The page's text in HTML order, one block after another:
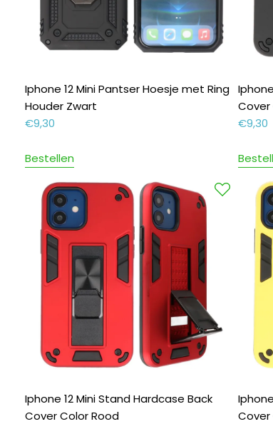
Iphone 12 Mini Pantser Hoesje met Ring
Houder Zwart
€9,30
Bestellen
Cover
€9,30
Iphone 12 Mini Stand Hardcase Back
Cover Color Rood
Cover